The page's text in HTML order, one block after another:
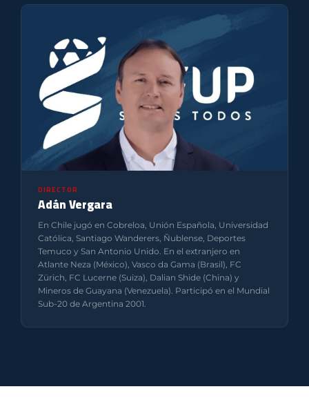
DIRECTOR
Adán Vergara
En Chile jugó en Cobreloa, Unión Española, Universidad
Católica, Santiago Wanderers, Ñublense, Deportes
Temuco y San Antonio Unido. En el extranjero en
Atlante Neza (México), Vasco da Gama (Brasil), FC
Zürich, FC Lucerne (Suiza), Dalian Shide (China) y
Mineros de Guayana (Venezuela). Participó en el Mundial
Sub-20 de Argentina 2001.